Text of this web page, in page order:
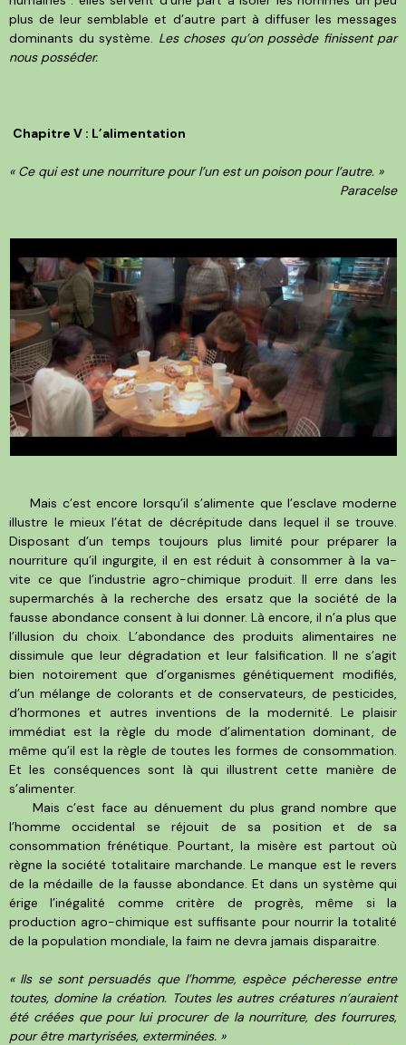
plus de leur semblable et d’autre part à diffuser les messages
dominants du système. Les choses qu’on possède finissent par
nous posséder.
Chapitre V : L’alimentation
« Ce qui est une nourriture pour l’un est un poison pour l’autre. »
Paracelse
Mais c’est encore lorsqu’il s’alimente que l’esclave moderne
illustre le mieux l’état de décrépitude dans lequel il se trouve.
Disposant d’un temps toujours plus limité pour préparer la
nourriture qu’il ingurgite, il en est réduit à consommer à la va-
vite ce que l’industrie agro-chimique produit. Il erre dans les
supermarchés à la recherche des ersatz que la société de la
fausse abondance consent à lui donner. Là encore, il n’a plus que
l’illusion du choix. L’abondance des produits alimentaires ne
dissimule que leur dégradation et leur falsification. Il ne s’agit
bien notoirement que d’organismes génétiquement modifiés,
d’un mélange de colorants et de conservateurs, de pesticides,
d’hormones et autres inventions de la modernité. Le plaisir
immédiat est la règle du mode d’alimentation dominant, de
même qu’il est la règle de toutes les formes de consommation.
Et les conséquences sont là qui illustrent cette manière de
s’alimenter.
Mais c’est face au dénuement du plus grand nombre que
l’homme occidental se réjouit de sa position et de sa
consommation frénétique. Pourtant, la misère est partout où
règne la société totalitaire marchande. Le manque est le revers
de la médaille de la fausse abondance. Et dans un système qui
érige l’inégalité comme critère de progrès, même si la
production agro-chimique est suffisante pour nourrir la totalité
de la population mondiale, la faim ne devra jamais disparaitre.
« Ils se sont persuadés que l’homme, espèce pécheresse entre
toutes, domine la création. Toutes les autres créatures n’auraient
été créées que pour lui procurer de la nourriture, des fourrures,
pour être martyrisées, exterminées. »